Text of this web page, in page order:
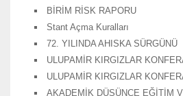
BİRİM RİSK RAPORU
Stant Açma Kuralları
72. YILINDA AHISKA SÜRGÜNÜ
ULUPAMİR KIRGIZLAR
ULUPAMİR KIRGIZLAR
AKADEMİK DÜŞÜNCE EĞİTİM